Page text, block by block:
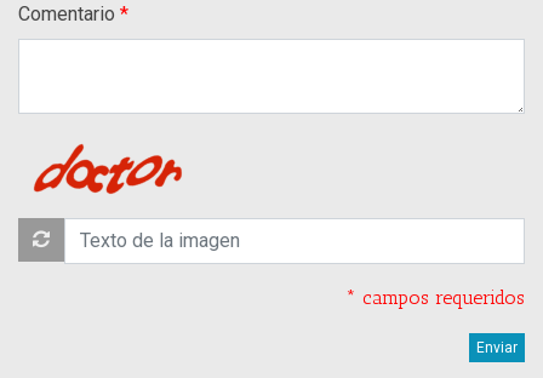
Comentario
* campos requeridos